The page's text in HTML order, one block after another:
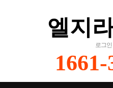
엘지
로그인
1661-